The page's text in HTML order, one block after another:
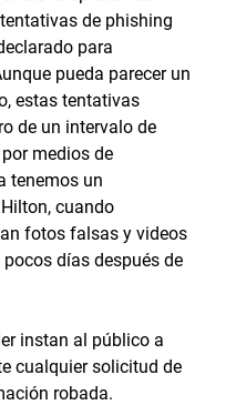
de phishing
para
pueda parecer un
estas tentativas
de un intervalo de
medios de
tenemos un
cuando
fotos falsas y videos
días después de
instan al público a
cualquier solicitud de
robada.